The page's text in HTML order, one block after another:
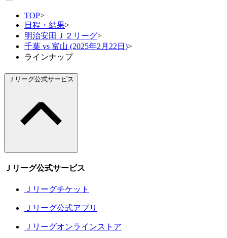
TOP>
日程・結果>
明治安田Ｊ２リーグ>
千葉 vs 富山 (2025年2月22日)>
ラインナップ
Ｊリーグ公式サービス
Ｊリーグ公式サービス
Ｊリーグチケット
Ｊリーグ公式アプリ
Ｊリーグオンラインストア